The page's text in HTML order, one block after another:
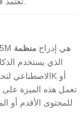
: إحدى الميزات البارزة لـ S905x5M هي إدراج منظمة
للمحتوى الأقدم أو